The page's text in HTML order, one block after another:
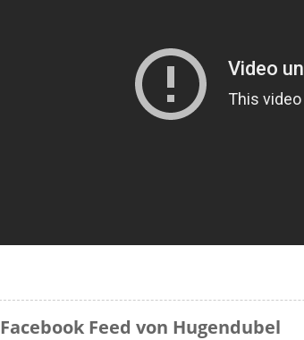
Facebook Feed von Hugendubel